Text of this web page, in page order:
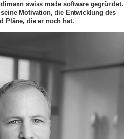
swiss made software gegründet.
Motivation, die Entwicklung des
Pläne, die er noch hat.